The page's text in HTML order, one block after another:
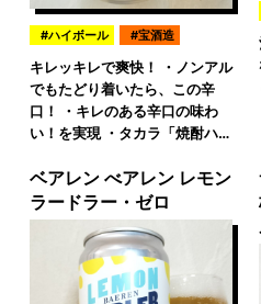
ハイボール 宝酒造
キレッキレで爽快！ ・ノンアル
でもたどり着いたら、この辛
口！ ・キレのある辛口の味わ
い！を実現 ・タカラ「焼酎ハ…
ベアレン べアレン レモン
ラードラー・ゼロ